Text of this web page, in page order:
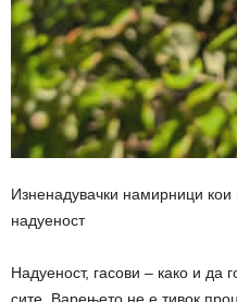
Изненадувачки намирници кои
надуеност
Надуеност, гасови – како и да